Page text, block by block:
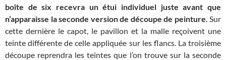
boîte de six recevra un étui individuel juste avant que
n’apparaisse la seconde version de découpe de peinture. Sur
cette dernière le capot, le pavillon et la malle reçoivent une
teinte différente de celle appliquée sur les flancs. La troisième
découpe reprendra les teintes que l’on trouve sur la seconde